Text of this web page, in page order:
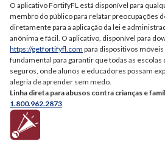
O aplicativo FortifyFL está disponível para
membro do público para relatar preocupações
diretamente para a aplicação da lei e
anônima e fácil. O aplicativo, disponível para
https://getfortifyfl.com para dispositivos
fundamental para garantir que todas as
seguros, onde alunos e educadores possam
alegria de aprender sem medo.
Linha direta para abusos contra crianças e
1.800.962.2873